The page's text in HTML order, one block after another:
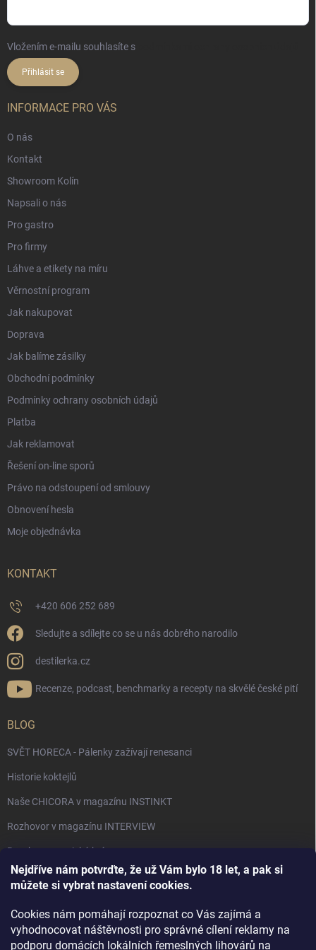
Nejdříve nám potvrďte, že už Vám bylo 18 let, a pak si
můžete si vybrat nastavení cookies.
Cookies nám pomáhají rozpoznat co Vás zajímá a
vyhodnocovat náštěvnosti pro správné cílení reklamy na
podporu domácích lokálních řemeslných lihovárů na
Vložením e-mailu souhlasíte s
Přihlásit se
INFORMACE PRO VÁS
O nás
Kontakt
Showroom Kolín
Napsali o nás
Pro gastro
Pro firmy
Láhve a etikety na míru
Věrnostní program
Jak nakupovat
Doprava
Jak balíme zásilky
Obchodní podmínky
Podmínky ochrany osobních údajů
Platba
Jak reklamovat
Řešení on-line sporů
Právo na odstoupení od smlouvy
Obnovení hesla
Moje objednávka
KONTAKT
+420 606 252 689
Sledujte a sdílejte co se u nás dobrého narodilo
destilerka.cz
Recenze, podcast, benchmarky a recepty na skvělé české pití
BLOG
SVĚT HORECA - Pálenky zažívají renesanci
Historie koktejlů
Naše CHICORA v magazínu INSTINKT
Rozhovor v magazínu INTERVIEW
Bourbon, americká krása.
Napsali v TÝDNU o naší práci
Rozhovor s DESTILERKA.CZ v magazínu DRINKING-CAT